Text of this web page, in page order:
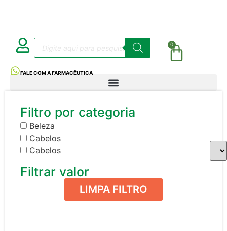
0
FALE COM A FARMACÊUTICA
Filtro por categoria
Beleza
Cabelos
Cabelos
Filtrar valor
LIMPA FILTRO